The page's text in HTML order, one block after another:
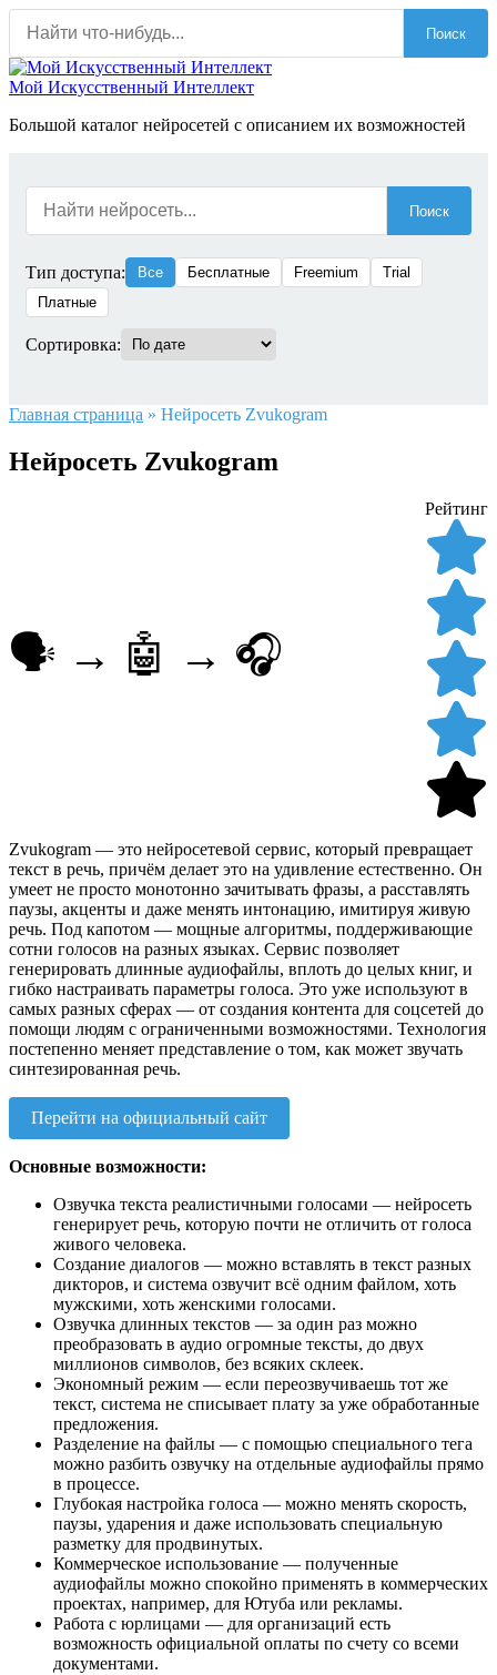
Перейти
содержанию
Поиск
Мой Искусственный Интеллект
Большой каталог нейросетей с описанием их возможностей
Поиск
Тип доступа: Все Бесплатные Freemium
Trial
Платные
Сортировка:
Главная страница » Нейросеть Zvukogram
Нейросеть Zvukogram
🗣️ → 🤖 → 🎧
Рейтинг
Zvukogram — это нейросетевой сервис, который превращает
текст в речь, причём делает это на удивление естественно. Он
умеет не просто монотонно зачитывать фразы, а расставлять
паузы, акценты и даже менять интонацию, имитируя живую
речь. Под капотом — мощные алгоритмы, поддерживающие
сотни голосов на разных языках. Сервис позволяет
генерировать длинные аудиофайлы, вплоть до целых книг, и
гибко настраивать параметры голоса. Это уже используют в
самых разных сферах — от создания контента для соцсетей до
помощи людям с ограниченными возможностями. Технология
постепенно меняет представление о том, как может звучать
синтезированная речь.
Перейти на официальный сайт
Основные возможности:
Озвучка текста реалистичными голосами — нейросеть
генерирует речь, которую почти не отличить от голоса
живого человека.
Создание диалогов — можно вставлять в текст разных
дикторов, и система озвучит всё одним файлом, хоть
мужскими, хоть женскими голосами.
Озвучка длинных текстов — за один раз можно
преобразовать в аудио огромные тексты, до двух
миллионов символов, без всяких склеек.
Экономный режим — если переозвучиваешь тот же
текст, система не списывает плату за уже обработанные
предложения.
Разделение на файлы — с помощью специального тега
можно разбить озвучку на отдельные аудиофайлы прямо
в процессе.
Глубокая настройка голоса — можно менять скорость,
паузы, ударения и даже использовать специальную
разметку для продвинутых.
Коммерческое использование — полученные
аудиофайлы можно спокойно применять в коммерческих
проектах, например, для Ютуба или рекламы.
Работа с юрлицами — для организаций есть
возможность официальной оплаты по счету со всеми
документами.